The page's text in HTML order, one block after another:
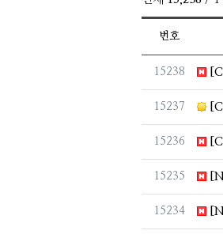
번호
번호
15238
번호
15237
번호
15236
번호
15235
번호
15234